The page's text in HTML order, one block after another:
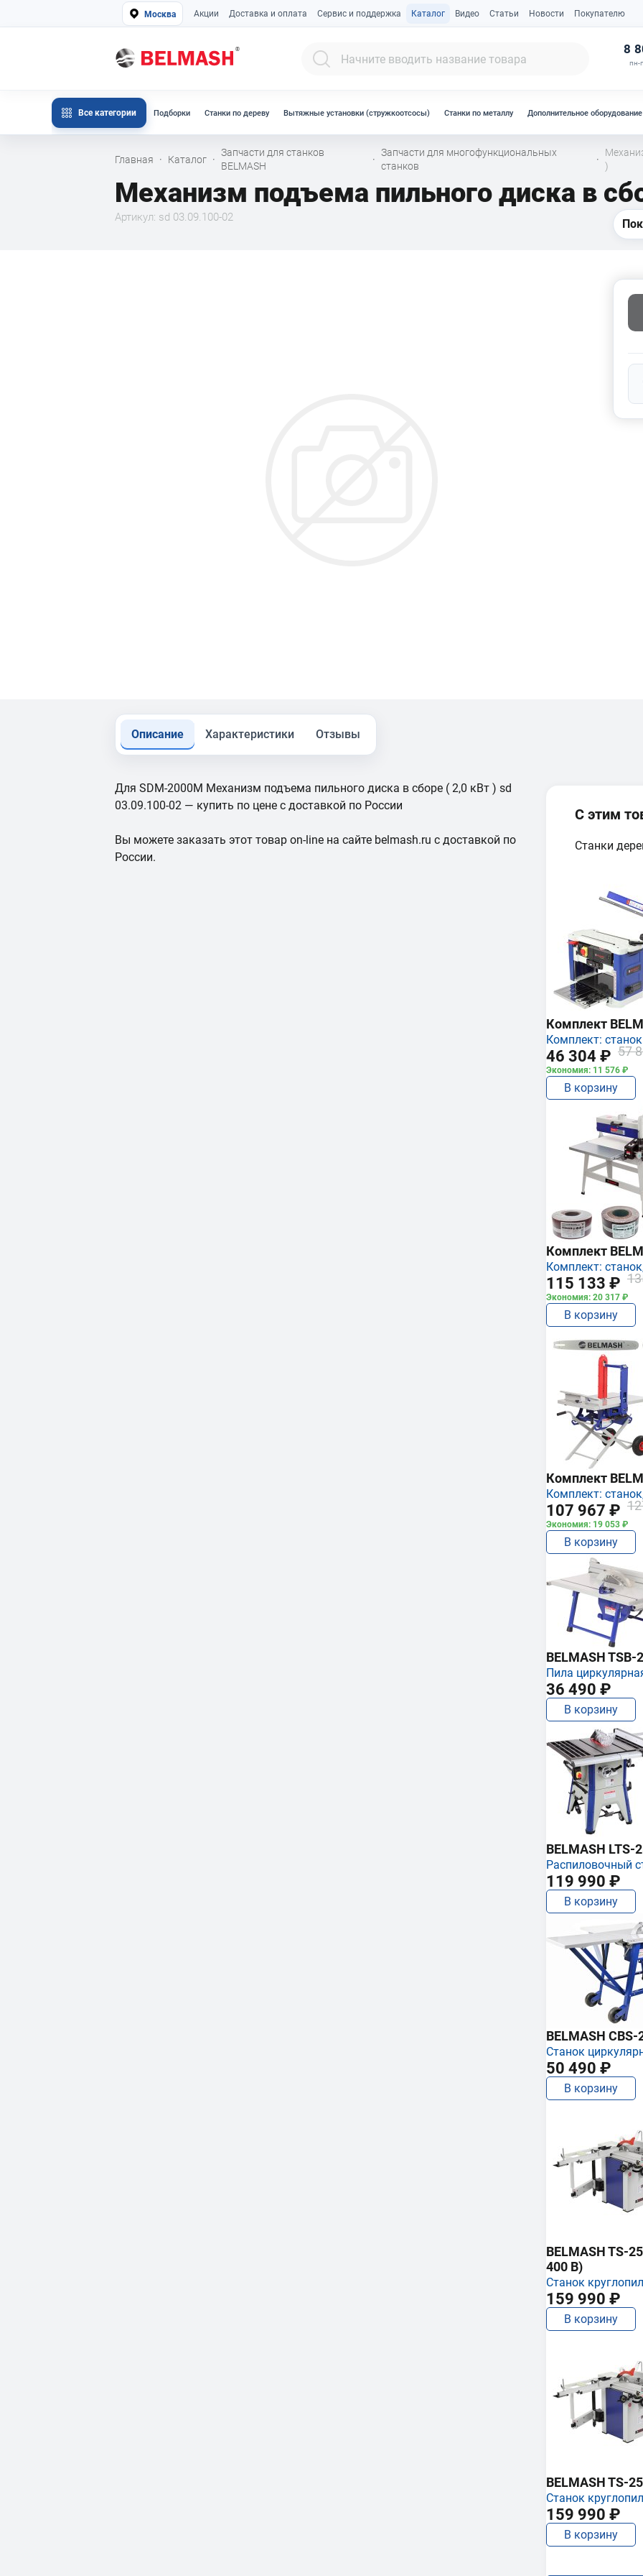
Москва Акции Доставка и оплата Сервис и поддержка Каталог Видео Статьи Новости Покупателю
8
пн-
Все категории Подборки Станки по дереву Вытяжные установки (стружкоотсосы) Станки по металлу Дополнительное оборудование
Главная · Каталог ·
Запчасти для станков
BELMASH
·
Запчасти для многофункциональных
станков
·
)
Механизм подъема пильного диска в
Артикул: sd 03.09.100-02
Описание Характеристики Отзывы
Для SDM-2000M Механизм подъема пильного диска в сборе ( 2,0 кВт ) sd
03.09.100-02 — купить по цене с доставкой по России
Вы можете заказать этот товар on-line на сайте belmash.ru с доставкой по
России.
С этим
Станки
Комплект
Комплект:
46 304 ₽ 57
Экономия: 11 576 ₽
В корзину
Комплект
Комплект:
115 133 ₽
Экономия: 20 317 ₽
В корзину
Комплект
Комплект:
107 967 ₽
Экономия: 19 053 ₽
В корзину
BELMASH TSB-
Пила
36 490 ₽
В корзину
BELMASH LTS-
Распиловочный
119 990 ₽
В корзину
BELMASH CBS-
Станок
50 490 ₽
В корзину
BELMASH TS-
400 В)
Станок
159 990 ₽
В корзину
BELMASH TS-
Станок
159 990 ₽
В корзину